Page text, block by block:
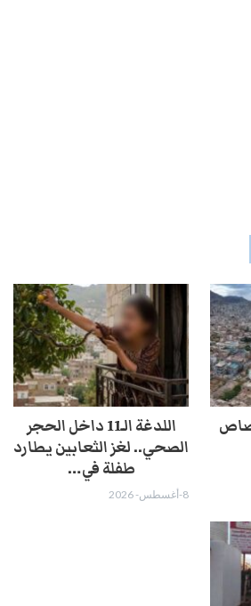
اللدغة الـ11 داخل الحجر
الصحي.. لغز الثعابين يطارد
طفلة في…
8-أغسطس- 2026